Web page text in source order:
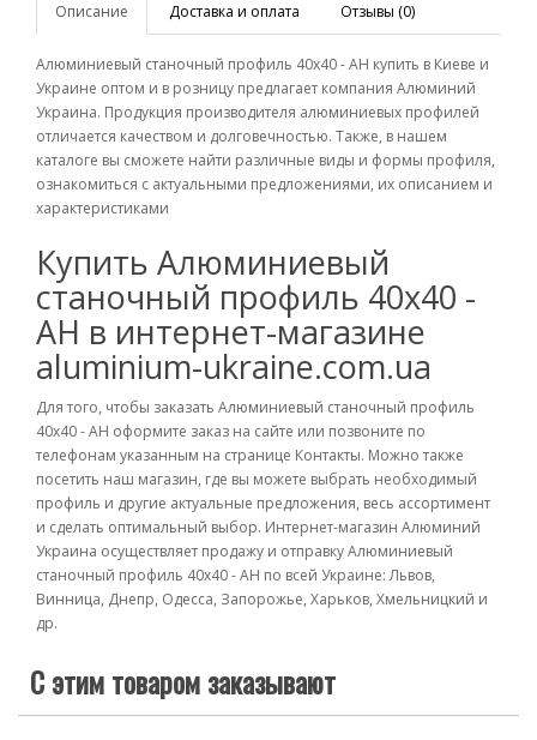
Описание Доставка и оплата Отзывы (0)
Алюминиевый станочный профиль 40х40 - АН купить в Киеве и
Украине оптом и в розницу предлагает компания Алюминий
Украина. Продукция производителя алюминиевых профилей
отличается качеством и долговечностью. Также, в нашем
каталоге вы сможете найти различные виды и формы профиля,
ознакомиться с актуальными предложениями, их описанием и
характеристиками
Купить Алюминиевый
станочный профиль 40х40 -
АН в интернет-магазине
aluminium-ukraine.com.ua
Для того, чтобы заказать Алюминиевый станочный профиль
40х40 - АН оформите заказ на сайте или позвоните по
телефонам указанным на странице Контакты. Можно также
посетить наш магазин, где вы можете выбрать необходимый
профиль и другие актуальные предложения, весь ассортимент
и сделать оптимальный выбор. Интернет-магазин Алюминий
Украина осуществляет продажу и отправку Алюминиевый
станочный профиль 40х40 - АН по всей Украине: Львов,
Винница, Днепр, Одесса, Запорожье, Харьков, Хмельницкий и
др.
С этим товаром заказывают